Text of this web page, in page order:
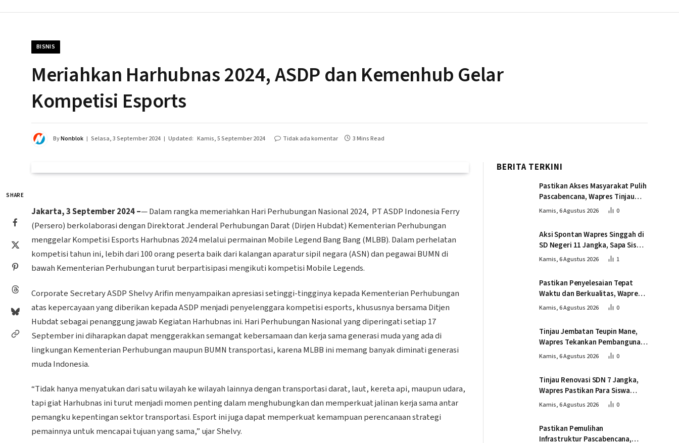
BISNIS
Meriahkan Harhubnas 2024, ASDP dan Kemenhub Gelar
Kompetisi Esports
ByNonblok Selasa, 3 September 2024 Updated: Kamis, 5 September 2024 Tidak ada komentar 3 Mins Read
SHARE
Jakarta, 3 September 2024 –— Dalam rangka memeriahkan Hari Perhubungan Nasional 2024, PT ASDP Indonesia Ferry
(Persero) berkolaborasi dengan Direktorat Jenderal Perhubungan Darat (Dirjen Hubdat) Kementerian Perhubungan
menggelar Kompetisi Esports Harhubnas 2024 melalui permainan Mobile Legend Bang Bang (MLBB). Dalam perhelatan
kompetisi tahun ini, lebih dari 100 orang peserta baik dari kalangan aparatur sipil negara (ASN) dan pegawai BUMN di
bawah Kementerian Perhubungan turut berpartisipasi mengikuti kompetisi Mobile Legends.
Corporate Secretary ASDP Shelvy Arifin menyampaikan apresiasi setinggi-tingginya kepada Kementerian Perhubungan
atas kepercayaan yang diberikan kepada ASDP menjadi penyelenggara kompetisi esports, khususnya bersama Ditjen
Hubdat sebagai penanggung jawab Kegiatan Harhubnas ini. Hari Perhubungan Nasional yang diperingati setiap 17
September ini diharapkan dapat menggerakkan semangat kebersamaan dan kerja sama generasi muda yang ada di
lingkungan Kementerian Perhubungan maupun BUMN transportasi, karena MLBB ini memang banyak diminati generasi
muda Indonesia.
“Tidak hanya menyatukan dari satu wilayah ke wilayah lainnya dengan transportasi darat, laut, kereta api, maupun udara,
tapi giat Harhubnas ini turut menjadi momen penting dalam menghubungkan dan memperkuat jalinan kerja sama antar
pemangku kepentingan sektor transportasi. Esport ini juga dapat memperkuat kemampuan perencanaan strategi
pemainnya untuk mencapai tujuan yang sama,” ujar Shelvy.
BERITA TERKINI
Pastikan Akses Masyarakat Pulih
Pascabencana, Wapres Tinjau
Pembangunan Jembatan
Kamis, 6 Agustus 2026 0
Aksi Spontan Wapres Singgah di
SD Negeri 11 Jangka, Sapa Siswa
dan Dorong Perbaikan Sekolah
Kamis, 6 Agustus 2026 1
Pastikan Penyelesaian Tepat
Waktu dan Berkualitas, Wapres
Tinjau Pembangunan Jembatan
Kamis, 6 Agustus 2026 0
Tinjau Jembatan Teupin Mane,
Wapres Tekankan Pembangunan
Infrastruktur Berjalan Tepat
Kamis, 6 Agustus 2026 0
Tinjau Renovasi SDN 7 Jangka,
Wapres Pastikan Para Siswa
Kembali Belajar dengan Layak
Kamis, 6 Agustus 2026 0
Pastikan Pemulihan
Infrastruktur Pascabencana,